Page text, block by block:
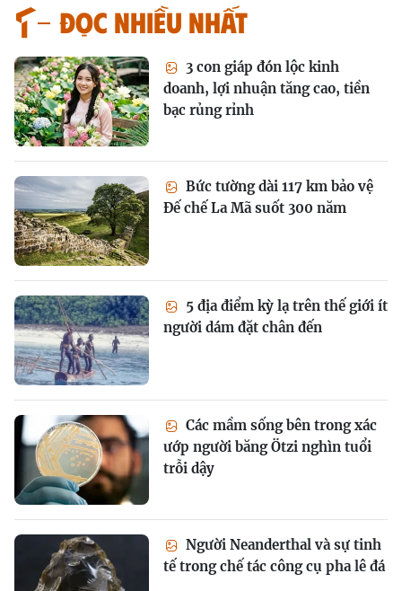
Đọc nhiều nhất
3 con giáp đón lộc kinh
doanh, lợi nhuận tăng cao, tiền
bạc rủng rỉnh
Bức tường dài 117 km bảo vệ
Đế chế La Mã suốt 300 năm
5 địa điểm kỳ lạ trên thế giới ít
người dám đặt chân đến
Các mầm sống bên trong xác
ướp người băng Ötzi nghìn tuổi
trỗi dậy
Người Neanderthal và sự tinh
tế trong chế tác công cụ pha lê đá